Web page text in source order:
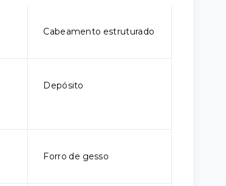
Cabeamento estruturado
Depósito
Forro de gesso